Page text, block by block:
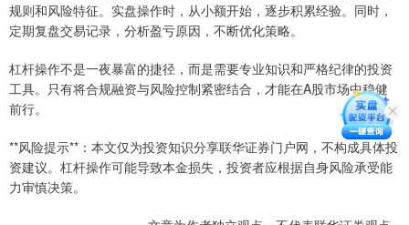
规则和风险特征。实盘操作时，从小额开始，逐步积累经验。同时，
定期复盘交易记录，分析盈亏原因，不断优化策略。
杠杆操作不是一夜暴富的捷径，而是需要专业知识和严格纪律的投资
工具。只有将合规融资与风险控制紧密结合，才能在A股市场中稳健
前行。
**风险提示**：本文仅为投资知识分享联华证券门户网，不构成具体投
资建议。杠杆操作可能导致本金损失，投资者应根据自身风险承受能
力审慎决策。